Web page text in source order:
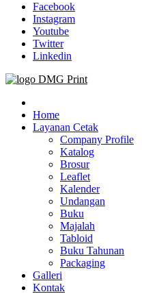
Facebook
Instagram
Youtube
Twitter
Linkedin
Jasa Cetak Online DMG Printing
Home
Layanan Cetak
Company Profile
Katalog
Brosur
Leaflet
Kalender
Undangan
Buku
Majalah
Tabloid
Buku Tahunan
Packaging
Galleri
Kontak